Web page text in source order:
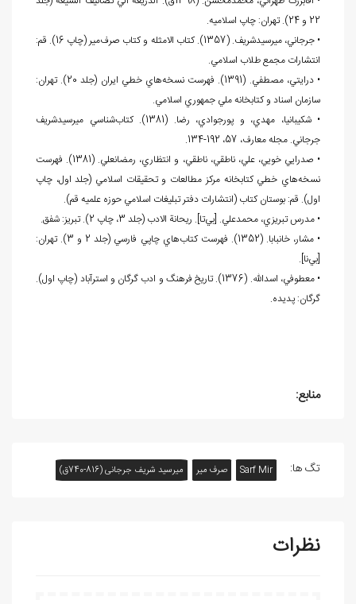
22 و 24). تهران: چاپ اسلاميه.
• جرجاني، ميرسيدشريف. (1357). کتاب الامثله و کتاب صرف
مير (چاپ 16). قم:
انتشارات مجمع طلاب اسلامي.
• درايتي، مصطفي. (1391). فهرست نسخه
هاي خطي ايران (جلد 20). تهران:
سازمان اسناد و کتابخانه ملي جمهوري اسلامي.
• شکيبانيا، مهدي، و پورجوادي، رضا. (1381). کتاب
شناسي ميرسيدشريف
جرجاني. مجله معارف، 57، 192-134.
• صدرايي خويي، علي، ناطقي، ناطقي، و انتظاري، رمضانعلي. (1381). فهرست
نسخههاي خطي کتابخانه مرکز مطالعات و تحقيقات اسلامي (جلد اول، چاپ
اول). قم: بوستان کتاب (انتشارات دفتر تبليغات اسلامي حوزه علميه قم).
• مدرس تبريزي، محمدعلي. [بيتا]. ريحانة الادب (جلد 3، چاپ 2). تبريز: شفق.
• مشار، خانبابا. (1352). فهرست کتاب
هاي چاپي فارسي (جلد 2 و 3). تهران:
[بينا].
• معطوفي، اسدالله. (1376). تاريخ فرهنگ و ادب گرگان و استرآباد (چاپ اول).
گرگان: پديده.
منابع:
تگ ها: Sarf Mir صرف میر میرسید شریف جرجانی (816-740ق)
نظرات